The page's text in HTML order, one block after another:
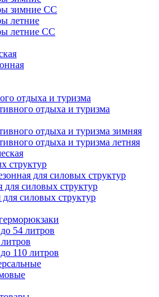
зимние СС
летние
летние СС
отдыха и туризма
отдыха и туризма
отдыха и туризма зимняя
отдыха и туризма летняя
структур
для силовых структур
силовых структур
силовых структур
54 литров
110 литров